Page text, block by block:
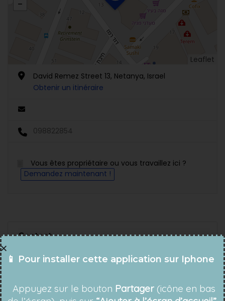
Leaflet
David Remez Street 13, Netanya, Israel
Obtenir un itinéraire
098822854
Vous êtes propriétaire ou vous travaillez ici ?
Demandez maintenant !
Contact
📱 Pour installer cette application sur Iphone
Appuyez sur le bouton Partager(icône en bas